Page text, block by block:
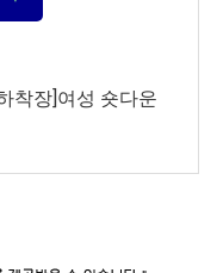
착장]여성 숏다운